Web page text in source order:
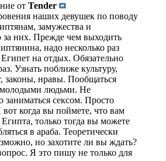
от Tender
наших девушек по поводу
замужества и
них. Прежде чем выходить
надо несколько раз
на отдых. Обязательно
Узнать поближе культуру,
законы, нравы. Пообщаться
людьми. Не
заниматься сексом. Просто
когда вы поймете, что вам
только тогда вы можете
в араба. Теоретически
но захотите ли вы ждать?
Я это пишу не только для